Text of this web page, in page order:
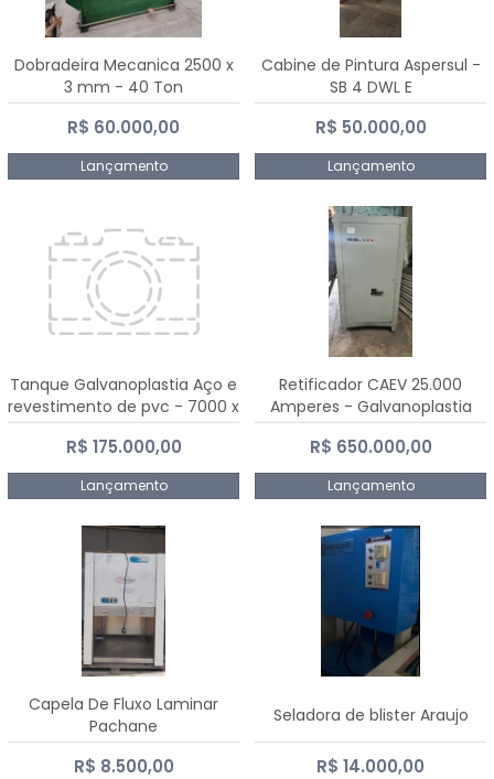
Dobradeira Mecanica 2500 x
3 mm - 40 Ton
R$ 60.000,00
Lançamento
Cabine de Pintura Aspersul -
SB 4 DWL E
R$ 50.000,00
Lançamento
Tanque Galvanoplastia Aço e
revestimento de pvc - 7000 x
2200 mm
R$ 175.000,00
Lançamento
Retificador CAEV 25.000
Amperes - Galvanoplastia
R$ 650.000,00
Lançamento
Capela De Fluxo Laminar
Pachane
R$ 8.500,00
Seladora de blister Araujo
R$ 14.000,00